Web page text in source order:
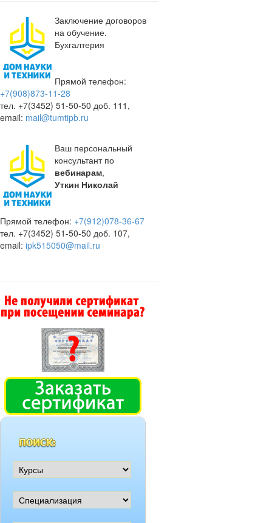
Заключение договоров
на обучение.
Бухгалтерия
Прямой телефон:
+7(908)873-11-28
тел. +7(3452) 51-50-50 доб. 111,
email: mail@tumtipb.ru
Ваш персональный
консультант по
вебинарам,
Уткин Николай
Прямой телефон: +7(912)078-36-67
тел. +7(3452) 51-50-50 доб. 107,
email: ipk515050@mail.ru